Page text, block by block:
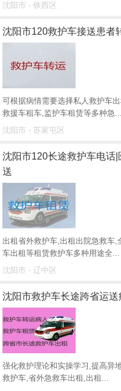
沈阳市 - 铁西区
沈阳市120救护车接送患者
可根据病情需要选择私人救护车
救援车租车,监护车租赁等多种急...
沈阳市 - 苏家屯区
沈阳市120长途救护车电话
送
出租省外救护车,出租出院急救车
车出租等租赁救护车多种用途全...
沈阳市 - 辽中区
沈阳市救护车长途跨省运
强化救护理论和实操学习,提高异
救护车,省外急救车出租,出租...